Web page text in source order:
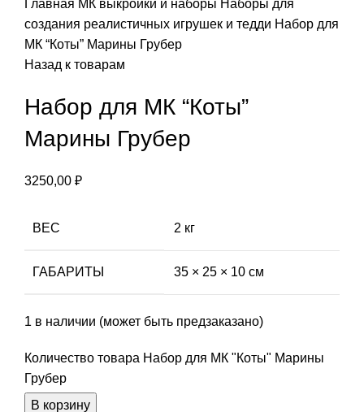
Главная МК выкройки и наборы Наборы для
создания реалистичных игрушек и тедди Набор для
МК “Коты” Марины Грубер
Назад к товарам
Набор для МК “Коты”
Марины Грубер
3250,00 ₽
ВЕС 2 кг
ГАБАРИТЫ 35 × 25 × 10 см
1 в наличии (может быть предзаказано)
Количество товара Набор для МК "Коты" Марины
Грубер
В корзину